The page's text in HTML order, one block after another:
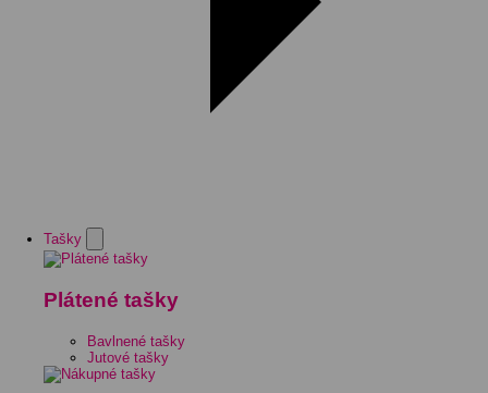
Tašky
Plátené tašky
Bavlnené tašky
Jutové tašky